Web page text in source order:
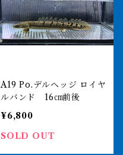
A19 Po.デルヘッジ ロイヤ
ルバンド 16㎝前後
¥6,800
SOLD OUT